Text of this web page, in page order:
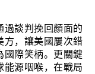
過談判挽回顏面的
方，讓美國屢次錯
國際笑柄。更關鍵
能源咽喉，在戰局